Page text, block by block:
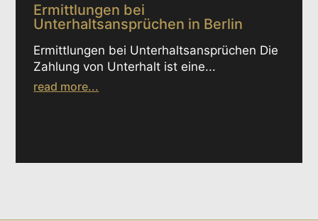
Ermittlungen bei
Unterhaltsansprüchen in Berlin
Ermittlungen bei Unterhaltsansprüchen Die
Zahlung von Unterhalt ist eine...
read more...